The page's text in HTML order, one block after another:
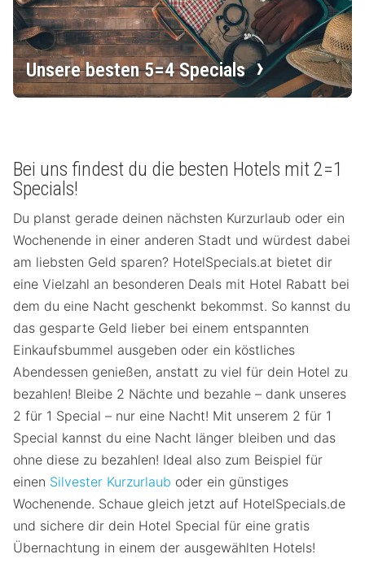
Unsere besten 5=4 Specials
Bei uns findest du die besten Hotels mit 2=1
Specials!
Du planst gerade deinen nächsten Kurzurlaub oder ein
Wochenende in einer anderen Stadt und würdest dabei
am liebsten Geld sparen? HotelSpecials.at bietet dir
eine Vielzahl an besonderen Deals mit Hotel Rabatt bei
dem du eine Nacht geschenkt bekommst. So kannst du
das gesparte Geld lieber bei einem entspannten
Einkaufsbummel ausgeben oder ein köstliches
Abendessen genießen, anstatt zu viel für dein Hotel zu
bezahlen! Bleibe 2 Nächte und bezahle – dank unseres
2 für 1 Special – nur eine Nacht! Mit unserem 2 für 1
Special kannst du eine Nacht länger bleiben und das
ohne diese zu bezahlen! Ideal also zum Beispiel für
einen Silvester Kurzurlaub oder ein günstiges
Wochenende. Schaue gleich jetzt auf HotelSpecials.de
und sichere dir dein Hotel Special für eine gratis
Übernachtung in einem der ausgewählten Hotels!